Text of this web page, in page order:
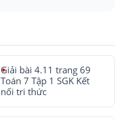
Giải bài 4.11 trang 69
Toán 7 Tập 1 SGK Kết
nối tri thức